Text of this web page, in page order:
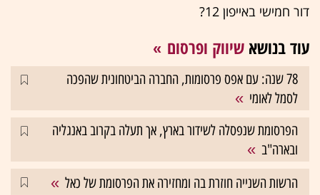
דור חמישי באייפון 12?
עוד בנושא שיווק ופרסום
78 שנה: עם אפס פרסומות, החברה הביטחונית שהפכה
לסמל לאומי
הפרסומת שנפסלה לשידור בארץ, אך תעלה בקרוב באנגליה
ובארה"ב
הרשות השנייה חוזרת בה ומחזירה את הפרסומת של כאל